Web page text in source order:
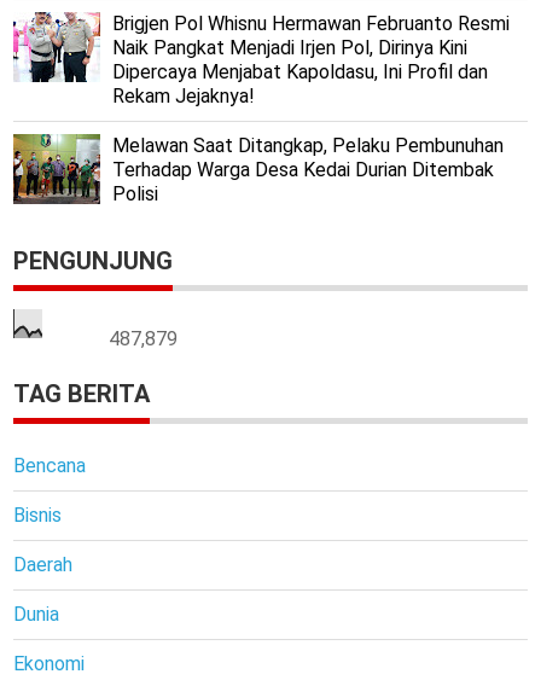
Brigjen Pol Whisnu Hermawan Februanto Resmi
Naik Pangkat Menjadi Irjen Pol, Dirinya Kini
Dipercaya Menjabat Kapoldasu, Ini Profil dan
Rekam Jejaknya!
Melawan Saat Ditangkap, Pelaku Pembunuhan
Terhadap Warga Desa Kedai Durian Ditembak
Polisi
PENGUNJUNG
487,879
TAG BERITA
Bencana
Bisnis
Daerah
Dunia
Ekonomi